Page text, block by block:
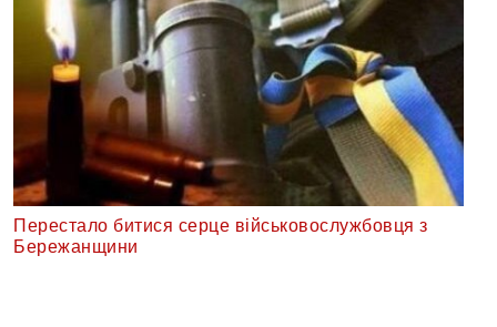
Перестало битися серце військовослужбовця з
Бережанщини